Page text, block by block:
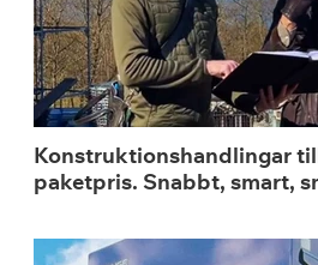
Konstruktionshandlingar
paketpris. Snabbt, smart,